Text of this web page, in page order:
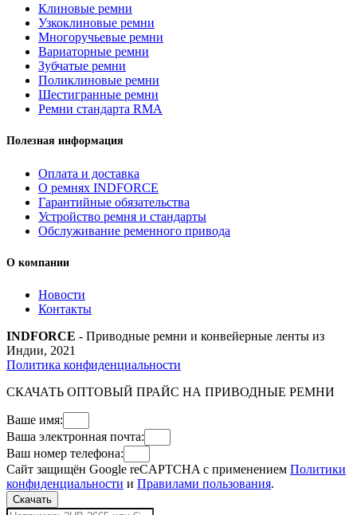
Клиновые ремни
Узкоклиновые ремни
Многоручьевые ремни
Вариаторные ремни
Зубчатые ремни
Поликлиновые ремни
Шестигранные ремни
Ремни стандарта RMA
Полезная информация
Оплата и доставка
О ремнях INDFORCE
Гарантийные обязательства
Устройство ремня и стандарты
Обслуживание ременного привода
О компании
Новости
Контакты
INDFORCE - Приводные ремни и конвейерные ленты из
Индии, 2021
Политика конфиденциальности
СКАЧАТЬ ОПТОВЫЙ ПРАЙС НА ПРИВОДНЫЕ РЕМНИ
Ваше имя:
Ваша электронная почта:
Ваш номер телефона:
Сайт защищён Google reCAPTCHA с применением Политики
конфиденциальности и Правилами пользования.
Скачать